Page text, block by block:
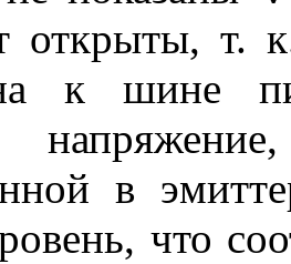
открыты, т.
к шине
в
что